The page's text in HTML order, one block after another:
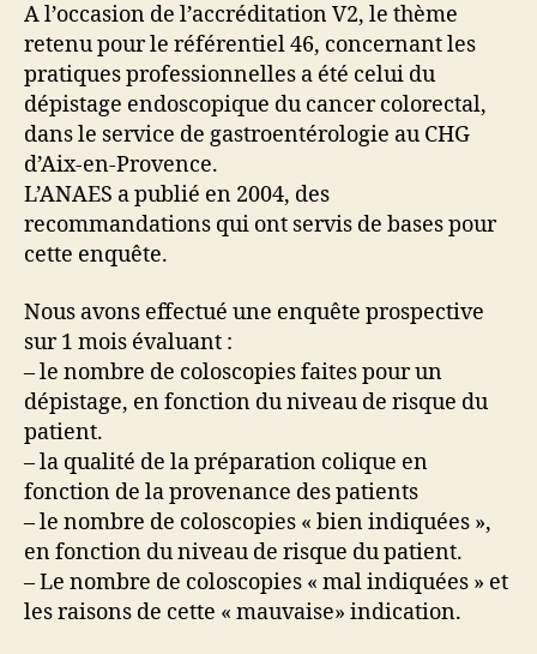
A l’occasion de l’accréditation V2, le thème
retenu pour le référentiel 46, concernant les
pratiques professionnelles a été celui du
dépistage endoscopique du cancer colorectal,
dans le service de gastroentérologie au CHG
d’Aix-en-Provence.
L’ANAES a publié en 2004, des
recommandations qui ont servis de bases pour
cette enquête.
Nous avons effectué une enquête prospective
sur 1 mois évaluant :
– le nombre de coloscopies faites pour un
dépistage, en fonction du niveau de risque du
patient.
– la qualité de la préparation colique en
fonction de la provenance des patients
– le nombre de coloscopies « bien indiquées »,
en fonction du niveau de risque du patient.
– Le nombre de coloscopies « mal indiquées » et
les raisons de cette « mauvaise» indication.